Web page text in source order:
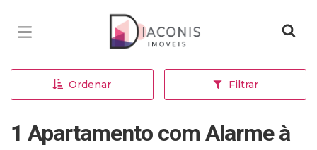
Página inicial
Ordenar Filtrar
1 Apartamento com Alarme à